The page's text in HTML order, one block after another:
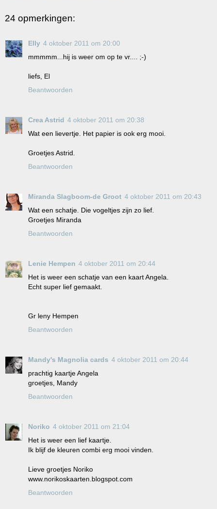
24 opmerkingen:
Elly 4 oktober 2011 om 20:00
mmmmm...hij is weer om op te vr.... ;-)
liefs, El
Beantwoorden
Crea Astrid 4 oktober 2011 om 20:38
Wat een lievertje. Het papier is ook erg mooi.
Groetjes Astrid.
Beantwoorden
Miranda Slagboom-de Groot 4 oktober 2011 om 20:43
Wat een schatje. Die vogeltjes zijn zo lief.
Groetjes Miranda
Beantwoorden
Lenie Hempen 4 oktober 2011 om 20:44
Het is weer een schatje van een kaart Angela.
Echt super lief gemaakt.
Gr leny Hempen
Beantwoorden
Mandy's Magnolia cards 4 oktober 2011 om 20:44
prachtig kaartje Angela
groetjes, Mandy
Beantwoorden
Noriko 4 oktober 2011 om 21:04
Het is weer een lief kaartje.
Ik blijf de kleuren combi erg mooi vinden.
Lieve groetjes Noriko
www.norikoskaarten.blogspot.com
Beantwoorden